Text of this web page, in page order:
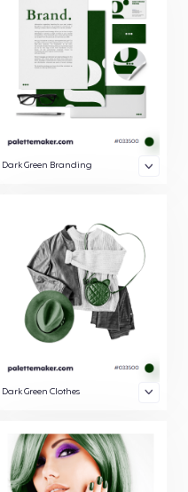
Dark Green Branding
Dark Green Clothes